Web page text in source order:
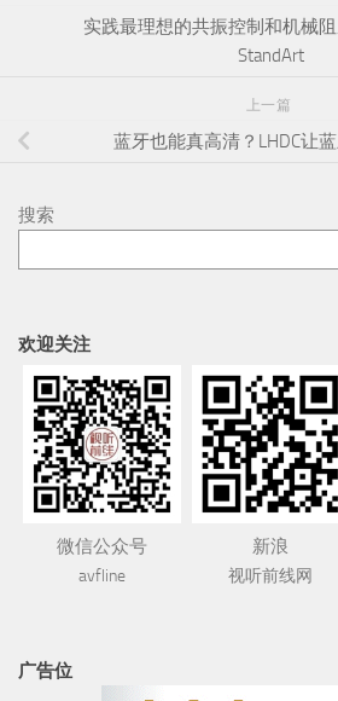
实践最理想的共振控制和机械
StandArt
上一篇
蓝牙也能真高清？LHDC让
搜索
欢迎关注
微信公众号
avfline
新浪
视听前线网
广告位